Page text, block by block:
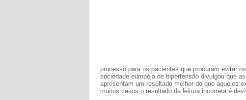
processo para os pacientes que procuram evitar
sociedade européia de hipertensão divulgou que
apresentam um resultado melhor do que aqueles
muitos casos o resultado da leitura incorreta é